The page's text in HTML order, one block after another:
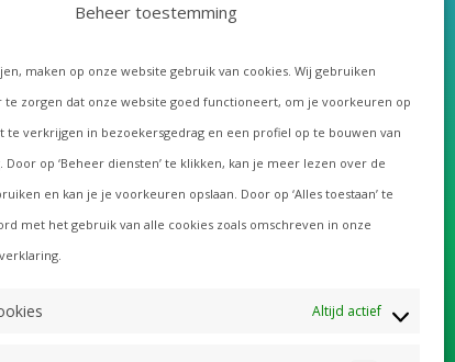
Beheer toestemming
maken op onze website gebruik van cookies. Wij gebruiken
te zorgen dat onze website goed functioneert, om je voorkeuren op
te verkrijgen in bezoekersgedrag en een profiel op te bouwen van
Door op ‘Beheer diensten’ te klikken, kan je meer lezen over de
en kan je je voorkeuren opslaan. Door op ‘Alles toestaan’ te
met het gebruik van alle cookies zoals omschreven in onze
Altijd actief